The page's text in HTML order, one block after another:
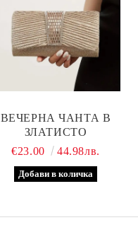
ВЕЧЕРНА ЧАНТА В
ЗЛАТИСТО
€23.00
44.98лв.